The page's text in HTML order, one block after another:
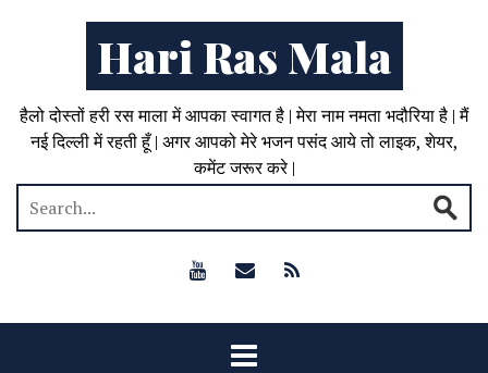
Hari Ras Mala
हैलो दोस्तों हरी रस माला में आपका स्वागत है | मेरा नाम नमता भदौरिया है | मैं
नई दिल्ली में रहती हूँ | अगर आपको मेरे भजन पसंद आये तो लाइक, शेयर,
कमेंट जरूर करे |